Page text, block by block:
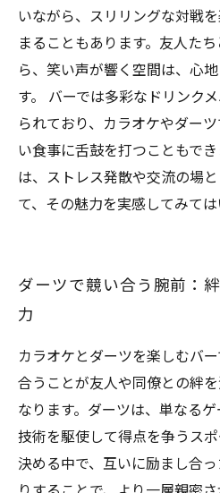
いながら、スリリングな対戦
まることもあります。友人た
ら、笑い声が響く空間は、心
す。 バーでは多彩なドリンク
られており、カラオケやダー
い食事に舌鼓を打つこともで
は、ストレス発散や交流の場
て、その魅力を実感してみて
ダーツで競い合う腕前：
力
カラオケとダーツを楽しむバ
合うことが友人や同僚との絆
なります。ダーツは、単なる
技術を駆使して得点を争うス
決める中で、互いに励まし合